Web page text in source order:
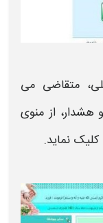
متقاضی می
و هشدار، از منوی
نماید.